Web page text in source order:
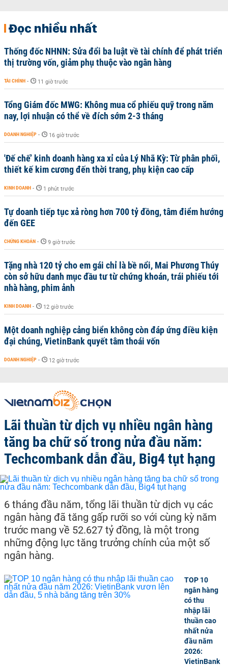
Đọc nhiều nhất
Thống đốc NHNN: Sửa đổi ba luật về tài chính để phát triển
thị trường vốn, giảm phụ thuộc vào ngân hàng
TÀI CHÍNH - 11 giờ trước
Tổng Giám đốc MWG: Không mua cổ phiếu quỹ trong năm
nay, lợi nhuận có thể về đích sớm 2-3 tháng
DOANH NGHIỆP - 16 giờ trước
'Đế chế’ kinh doanh hàng xa xỉ của Lý Nhã Kỳ: Từ phân phối,
thiết kế kim cương đến thời trang, phụ kiện cao cấp
KINH DOANH - 1 phút trước
Tự doanh tiếp tục xả ròng hơn 700 tỷ đồng, tâm điểm hướng
đến GEE
CHỨNG KHOÁN - 9 giờ trước
Tặng nhà 120 tỷ cho em gái chỉ là bề nổi, Mai Phương Thúy
còn sở hữu danh mục đầu tư từ chứng khoán, trái phiếu tới
nhà hàng, phim ảnh
KINH DOANH - 12 giờ trước
Một doanh nghiệp cảng biển không còn đáp ứng điều kiện
đại chúng, VietinBank quyết tâm thoái vốn
DOANH NGHIỆP - 12 giờ trước
Lãi thuần từ dịch vụ nhiều ngân hàng
tăng ba chữ số trong nửa đầu năm:
Techcombank dẫn đầu, Big4 tụt hạng
6 tháng đầu năm, tổng lãi thuần từ dịch vụ các
ngân hàng đã tăng gấp rưỡi so với cùng kỳ năm
trước mang về 52.627 tỷ đồng, là một trong
những động lực tăng trưởng chính của một số
ngân hàng.
TOP 10
ngân hàng
có thu
nhập lãi
thuần cao
nhất nửa
đầu năm
2026:
VietinBank